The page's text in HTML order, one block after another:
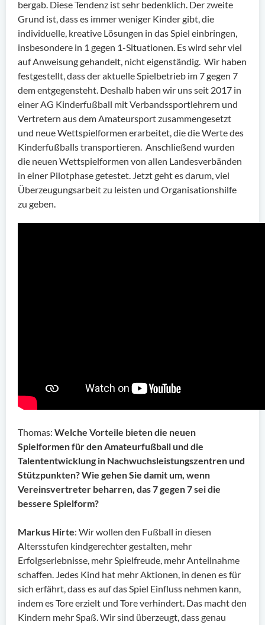
bergab. Diese Tendenz ist sehr bedenklich. Der zweite
Grund ist, dass es immer weniger Kinder gibt, die
individuelle, kreative Lösungen in das Spiel einbringen,
insbesondere in 1 gegen 1-Situationen. Es wird sehr viel
auf Anweisung gehandelt, nicht eigenständig. Wir haben
festgestellt, dass der aktuelle Spielbetrieb im 7 gegen 7
dem entgegensteht. Deshalb haben wir uns seit 2017 in
einer AG Kinderfußball mit Verbandssportlehrern und
Vertretern aus dem Amateursport zusammengesetzt
und neue Wettspielformen erarbeitet, die die Werte des
Kinderfußballs transportieren. Anschließend wurden
die neuen Wettspielformen von allen Landesverbänden
in einer Pilotphase getestet. Jetzt geht es darum, viel
Überzeugungsarbeit zu leisten und Organisationshilfe
zu geben.
Thomas: Welche Vorteile bieten die neuen
Spielformen für den Amateurfußball und die
Talententwicklung in Nachwuchsleistungszentren und
Stützpunkten? Wie gehen Sie damit um, wenn
Vereinsvertreter beharren, das 7 gegen 7 sei die
bessere Spielform?
Markus Hirte: Wir wollen den Fußball in diesen
Altersstufen kindgerechter gestalten, mehr
Erfolgserlebnisse, mehr Spielfreude, mehr Anteilnahme
schaffen. Jedes Kind hat mehr Aktionen, in denen es für
sich erfährt, dass es auf das Spiel Einfluss nehmen kann,
indem es Tore erzielt und Tore verhindert. Das macht den
Kindern mehr Spaß. Wir sind überzeugt, dass genau